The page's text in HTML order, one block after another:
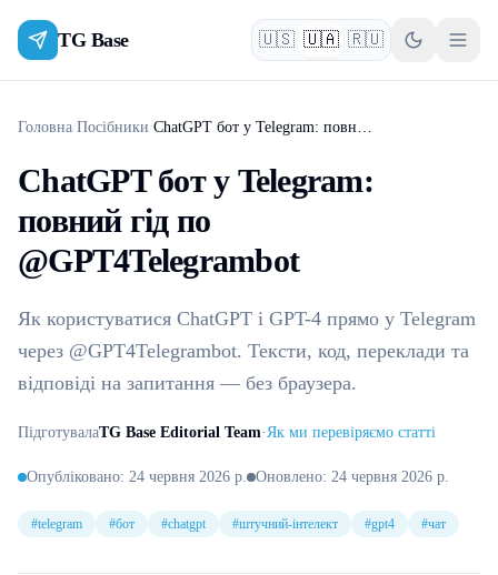
TG Base 🇺🇸English🇺🇦Українська
🇷🇺Русский
Головна Посібники ChatGPT бот у Telegram: повний гід по @GPT4Telegrambot
ChatGPT бот у Telegram:
повний гід по
@GPT4Telegrambot
Як користуватися ChatGPT і GPT-4 прямо у Telegram
через @GPT4Telegrambot. Тексти, код, переклади та
відповіді на запитання — без браузера.
ПідготувалаTG Base Editorial Team·Як ми перевіряємо статті
Опубліковано: 24 червня 2026 р. Оновлено: 24 червня 2026 р.
#telegram #бот #chatgpt #штучний-інтелект #gpt4 #чат